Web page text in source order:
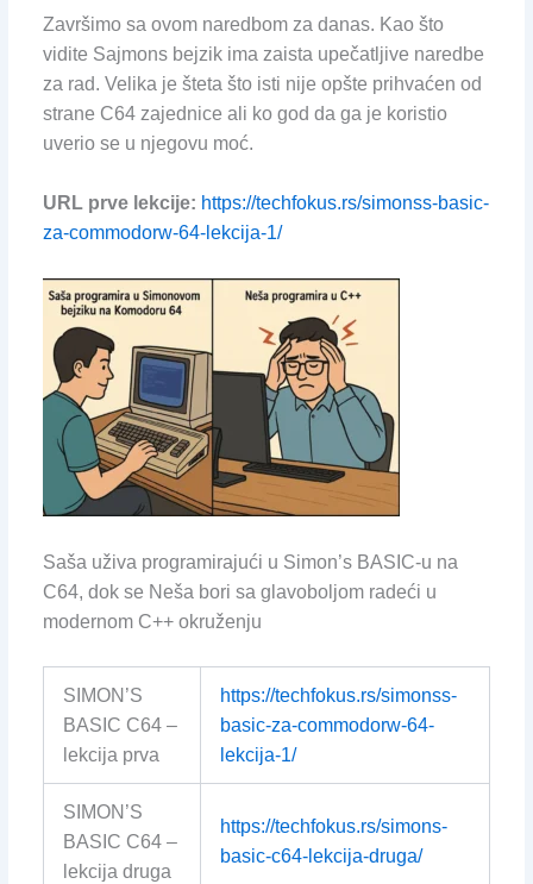
Završimo sa ovom naredbom za danas. Kao što
vidite Sajmons bejzik ima zaista upečatljive naredbe
za rad. Velika je šteta što isti nije opšte prihvaćen od
strane C64 zajednice ali ko god da ga je koristio
uverio se u njegovu moć.
URL prve lekcije: https://techfokus.rs/simonss-basic-
za-commodorw-64-lekcija-1/
Saša uživa programirajući u Simon’s BASIC-u na
C64, dok se Neša bori sa glavoboljom radeći u
modernom C++ okruženju
SIMON’S
BASIC C64 –
lekcija prva
https://techfokus.rs/simonss-
basic-za-commodorw-64-
lekcija-1/
SIMON’S
BASIC C64 –
lekcija druga
https://techfokus.rs/simons-
basic-c64-lekcija-druga/